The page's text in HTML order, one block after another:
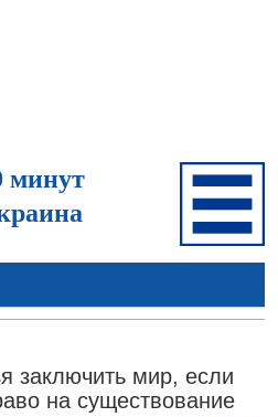
минут
заключить мир, если
на существование